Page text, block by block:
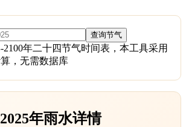
2100年二十四节气时间表，本工具采用
，无需数据库
2025年雨水详情